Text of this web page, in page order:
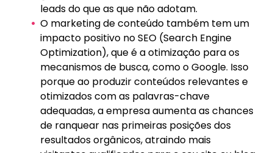
leads do que as que não adotam.
O marketing de conteúdo também tem um
impacto positivo no SEO (Search Engine
Optimization), que é a otimização para os
mecanismos de busca, como o Google. Isso
porque ao produzir conteúdos relevantes e
otimizados com as palavras-chave
adequadas, a empresa aumenta as chances
de ranquear nas primeiras posições dos
resultados orgânicos, atraindo mais